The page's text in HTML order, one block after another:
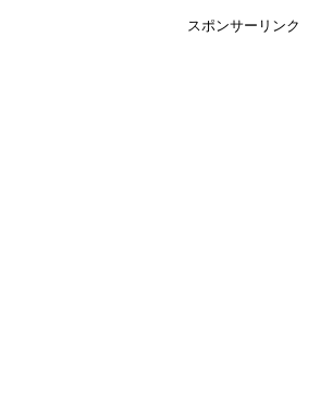
スポンサーリンク